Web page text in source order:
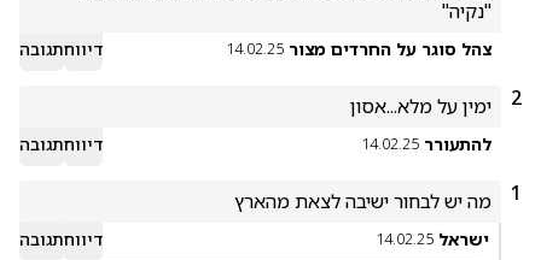
"נקיה"
צהל סוגר על החרדים מצור 14.02.25 דיווחתגובה
2 ימין על מלא...אסון
להתעורר 14.02.25 דיווחתגובה
1 מה יש לבחור ישיבה לצאת מהארץ
ישראל 14.02.25 דיווחתגובה